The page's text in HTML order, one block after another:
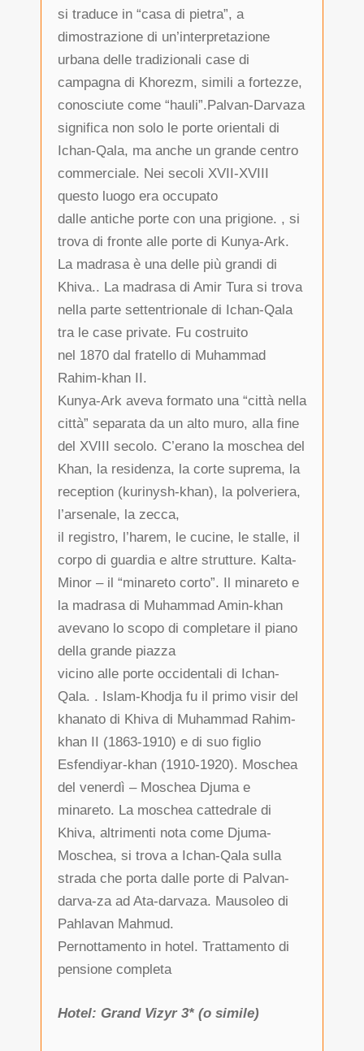
si traduce in “casa di pietra”, a
dimostrazione di un’interpretazione
urbana delle tradizionali case di
campagna di Khorezm, simili a fortezze,
conosciute come “hauli”.Palvan-Darvaza
significa non solo le porte orientali di
Ichan-Qala, ma anche un grande centro
commerciale. Nei secoli XVII-XVIII
questo luogo era occupato
dalle antiche porte con una prigione. , si
trova di fronte alle porte di Kunya-Ark.
La madrasa è una delle più grandi di
Khiva.. La madrasa di Amir Tura si trova
nella parte settentrionale di Ichan-Qala
tra le case private. Fu costruito
nel 1870 dal fratello di Muhammad
Rahim-khan II.
Kunya-Ark aveva formato una “città nella
città” separata da un alto muro, alla fine
del XVIII secolo. C’erano la moschea del
Khan, la residenza, la corte suprema, la
reception (kurinysh-khan), la polveriera,
l’arsenale, la zecca,
il registro, l’harem, le cucine, le stalle, il
corpo di guardia e altre strutture. Kalta-
Minor – il “minareto corto”. Il minareto e
la madrasa di Muhammad Amin-khan
avevano lo scopo di completare il piano
della grande piazza
vicino alle porte occidentali di Ichan-
Qala. . Islam-Khodja fu il primo visir del
khanato di Khiva di Muhammad Rahim-
khan II (1863-1910) e di suo figlio
Esfendiyar-khan (1910-1920). Moschea
del venerdì – Moschea Djuma e
minareto. La moschea cattedrale di
Khiva, altrimenti nota come Djuma-
Moschea, si trova a Ichan-Qala sulla
strada che porta dalle porte di Palvan-
darva-za ad Ata-darvaza. Mausoleo di
Pahlavan Mahmud.
Pernottamento in hotel. Trattamento di
pensione completa
Hotel: Grand Vizyr 3* (o simile)